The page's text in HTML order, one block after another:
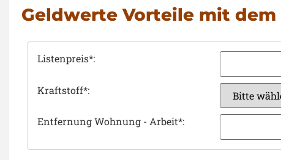
Geldwerte Vorteile mit
Listenpreis*:
Kraftstoff*:
Entfernung Wohnung - Arbeit*: